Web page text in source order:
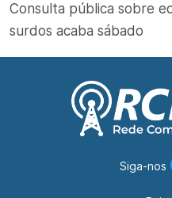
Consulta pública sobre
surdos acaba sábado
Siga-nos